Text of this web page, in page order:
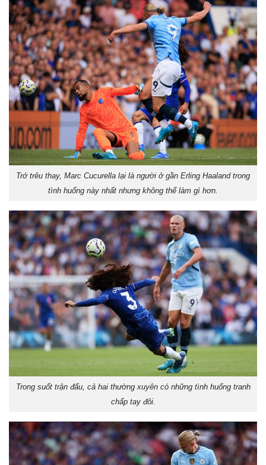
Trớ trêu thay, Marc Cucurella lại là người ở gần Erling Haaland trong
tình huống này nhất nhưng không thể làm gì hơn.
Trong suốt trận đấu, cả hai thường xuyên có những tình huống tranh
chấp tay đôi.